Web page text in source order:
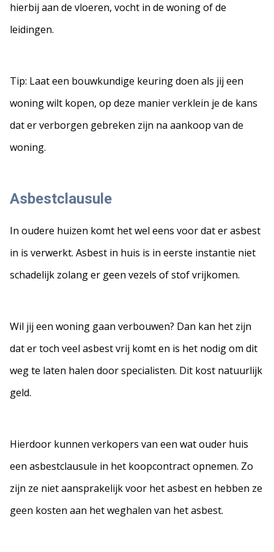
hierbij aan de vloeren, vocht in de woning of de
leidingen.
Tip: Laat een bouwkundige keuring doen als jij een
woning wilt kopen, op deze manier verklein je de kans
dat er verborgen gebreken zijn na aankoop van de
woning.
Asbestclausule
In oudere huizen komt het wel eens voor dat er asbest
in is verwerkt. Asbest in huis is in eerste instantie niet
schadelijk zolang er geen vezels of stof vrijkomen.
Wil jij een woning gaan verbouwen? Dan kan het zijn
dat er toch veel asbest vrij komt en is het nodig om dit
weg te laten halen door specialisten. Dit kost natuurlijk
geld.
Hierdoor kunnen verkopers van een wat ouder huis
een asbestclausule in het koopcontract opnemen. Zo
zijn ze niet aansprakelijk voor het asbest en hebben ze
geen kosten aan het weghalen van het asbest.